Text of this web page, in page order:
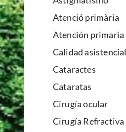
Atenció primària
Atención primaria
Calidad asistencial
Cataractes
Cataratas
Cirugía ocular
Cirugía Refractiva